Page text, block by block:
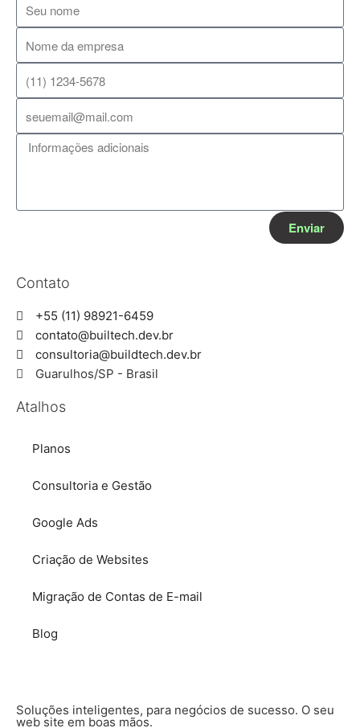
Enviar
Soluções inteligentes, para negócios de sucesso. O seu
web site em boas mãos.
Atalhos
Planos
Consultoria e Gestão
Google Ads
Criação de Websites
Migração de Contas de E-mail
Blog
Contato
+55 (11) 98921-6459
contato@builtech.dev.br
consultoria@buildtech.dev.br
Guarulhos/SP - Brasil